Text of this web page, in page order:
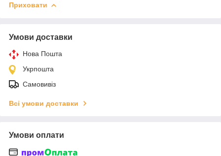
Приховати
Умови доставки
Нова Пошта
Укрпошта
Самовивіз
Всі умови доставки
Умови оплати